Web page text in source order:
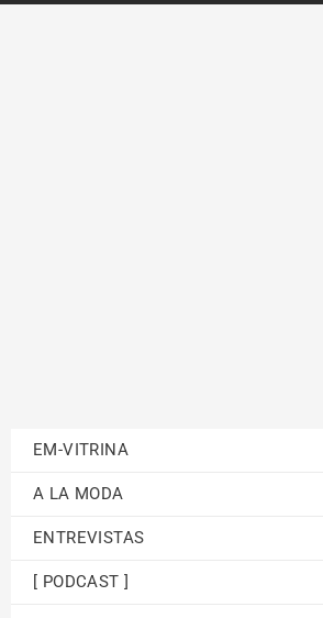
EM-VITRINA
A LA MODA
ENTREVISTAS
[ PODCAST ]